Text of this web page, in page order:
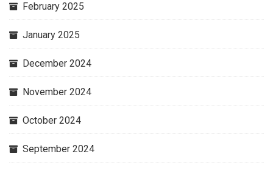
February 2025
January 2025
December 2024
November 2024
October 2024
September 2024